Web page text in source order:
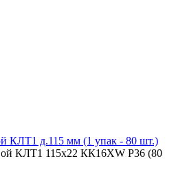
КЛТ1 д.115 мм (1 упак - 80 шт.)
КЛТ1 115х22 КК16XW P36 (80